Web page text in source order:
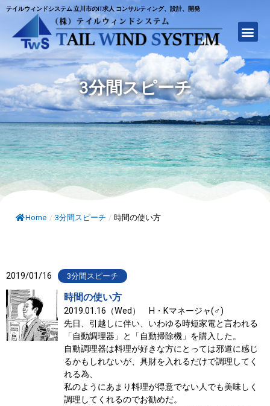
テイルウィンドシステム 立川市のIT求人 コンサルティング、設計、開発
3分間スピーチ
Home / 3分間スピーチ / 時間の使い方
2019/01/16 3分間スピーチ
時間の使い方
2019.01.16（Wed） H・Kマネージャ(♂)
先日、引越しに伴い、いわゆる時短家電と言われる
「自動調理器」と「自動掃除機」を購入した。
自動調理器は料理が好きな方にとっては邪道に感じ
るかもしれないが、具財を入れるだけで調理してく
れる為、
私のようにあまり料理が得意でない人でも美味しく
調理してくれるのでお勧めだ。